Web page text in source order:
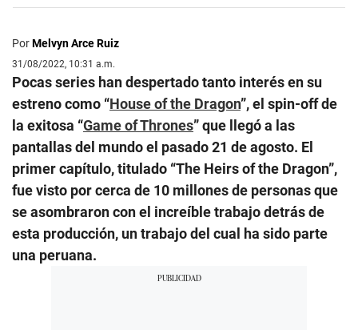
PorMelvyn Arce Ruiz
31/08/2022, 10:31 a.m.
Pocas series han despertado tanto interés en su
estreno como “House of the Dragon”, el spin-off de
la exitosa “Game of Thrones” que llegó a las
pantallas del mundo el pasado 21 de agosto. El
primer capítulo, titulado “The Heirs of the Dragon”,
fue visto por cerca de 10 millones de personas que
se asombraron con el increíble trabajo detrás de
esta producción, un trabajo del cual ha sido parte
una peruana.